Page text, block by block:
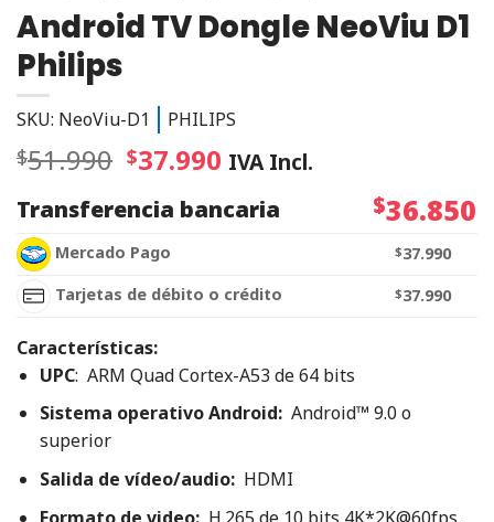
Android TV Dongle NeoViu D1
Philips
SKU: NeoViu-D1 PHILIPS
$51.990 $37.990 IVA Incl.
Transferencia bancaria
$36.850
Mercado Pago $37.990
Tarjetas de débito o crédito
$37.990
Características:
UPC: ARM Quad Cortex-A53 de 64 bits
Sistema operativo Android: Android™ 9.0 o
superior
Salida de vídeo/audio: HDMI
Formato de video: H.265 de 10 bits 4K*2K@60fps,